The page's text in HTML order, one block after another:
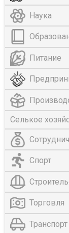
Наука
Питание
Селькое
Спорт
Торговля
Транспорт